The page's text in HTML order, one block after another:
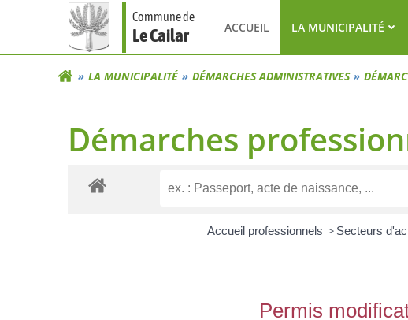
Commune de
Le Cailar ACCUEIL LA MUNICIPALITÉ
LA MUNICIPALITÉ DÉMARCHES ADMINISTRATIVES
Démarches
Accueil professionnels > Secteurs
Permis